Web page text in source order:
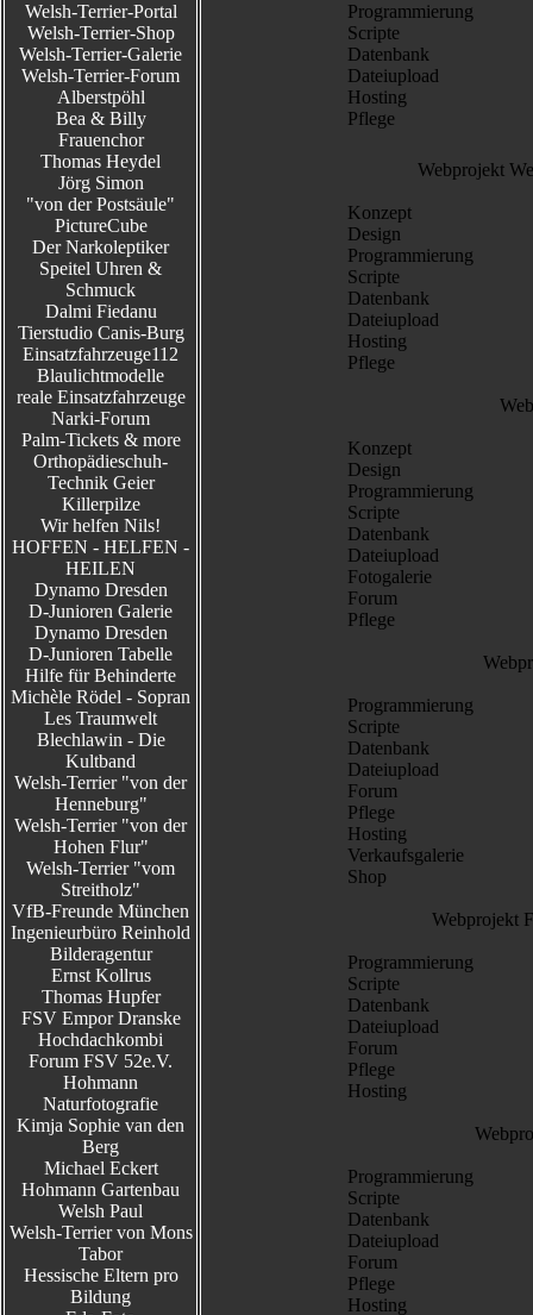
Welsh-Terrier-Portal
Welsh-Terrier-Shop
Welsh-Terrier-Galerie
Welsh-Terrier-Forum
Alberstpöhl
Bea & Billy
Frauenchor
Thomas Heydel
Jörg Simon
"von der Postsäule"
PictureCube
Der Narkoleptiker
Speitel Uhren &
Schmuck
Dalmi Fiedanu
Tierstudio Canis-Burg
Einsatzfahrzeuge112
Blaulichtmodelle
reale Einsatzfahrzeuge
Narki-Forum
Palm-Tickets & more
Orthopädieschuh-
Technik Geier
Killerpilze
Wir helfen Nils!
HOFFEN - HELFEN -
HEILEN
Dynamo Dresden
D-Junioren Galerie
Dynamo Dresden
D-Junioren Tabelle
Hilfe für Behinderte
Michèle Rödel - Sopran
Les Traumwelt
Blechlawin - Die
Kultband
Welsh-Terrier "von der
Henneburg"
Welsh-Terrier "von der
Hohen Flur"
Welsh-Terrier "vom
Streitholz"
VfB-Freunde München
Ingenieurbüro Reinhold
Bilderagentur
Ernst Kollrus
Thomas Hupfer
FSV Empor Dranske
Hochdachkombi
Forum FSV 52e.V.
Hohmann
Naturfotografie
Kimja Sophie van den
Berg
Michael Eckert
Hohmann Gartenbau
Welsh Paul
Welsh-Terrier von Mons
Tabor
Hessische Eltern pro
Bildung
Programmierung
Scripte
Datenbank
Dateiupload
Hosting
Pflege
Webprojekt
Konzept
Design
Programmierung
Scripte
Datenbank
Dateiupload
Hosting
Pflege
Konzept
Design
Programmierung
Scripte
Datenbank
Dateiupload
Fotogalerie
Forum
Pflege
Programmierung
Scripte
Datenbank
Dateiupload
Forum
Pflege
Hosting
Verkaufsgalerie
Shop
Webprojekt
Programmierung
Scripte
Datenbank
Dateiupload
Forum
Pflege
Hosting
Programmierung
Scripte
Datenbank
Dateiupload
Forum
Pflege
Hosting